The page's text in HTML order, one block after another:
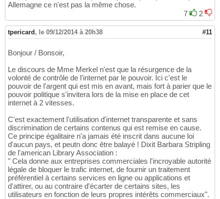
Allemagne ce n'est pas la même chose.
7
2
tpericard, le 09/12/2014 à 20h38 #11
Bonjour / Bonsoir,
Le discours de Mme Merkel n'est que la résurgence de la
volonté de contrôle de l'internet par le pouvoir. Ici c'est le
pouvoir de l'argent qui est mis en avant, mais fort à parier que le
pouvoir politique s'invitera lors de la mise en place de cet
internet à 2 vitesses.
C'est exactement l'utilisation d'internet transparente et sans
discrimination de certains contenus qui est remise en cause.
Ce principe égalitaire n'a jamais été inscrit dans aucune loi
d'aucun pays, et peutn donc être balayé ! Dixit Barbara Stripling
de l'american Library Association :
" Cela donne aux entreprises commerciales l'incroyable autorité
légale de bloquer le trafic internet, de fournir un traitement
préférentiel à certains services en ligne ou applications et
d'attirer, ou au contraire d'écarter de certains sites, les
utilisateurs en fonction de leurs propres intérêts commerciaux".